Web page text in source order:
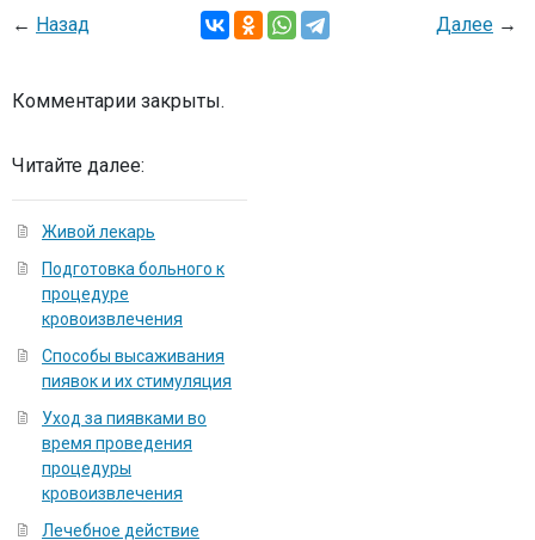
← Назад Далее →
Комментарии закрыты.
Читайте далее:
Живой лекарь
Подготовка больного к
процедуре
кровоизвлечения
Способы высаживания
пиявок и их стимуляция
Уход за пиявками во
время проведения
процедуры
кровоизвлечения
Лечебное действие